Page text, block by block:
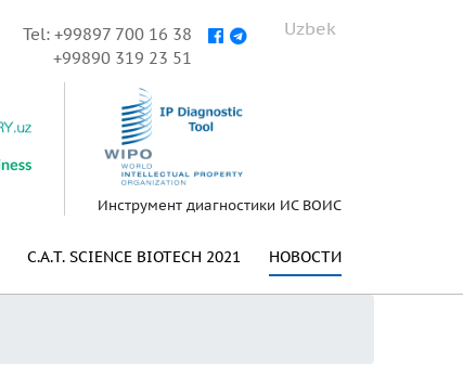
Uzbek
Tel: +99897 700 16 38
+99890 319 23 51
Инструмент диагностики ИС ВОИС
НОВОСТИ
C.A.T. SCIENCE BIOTECH 2021